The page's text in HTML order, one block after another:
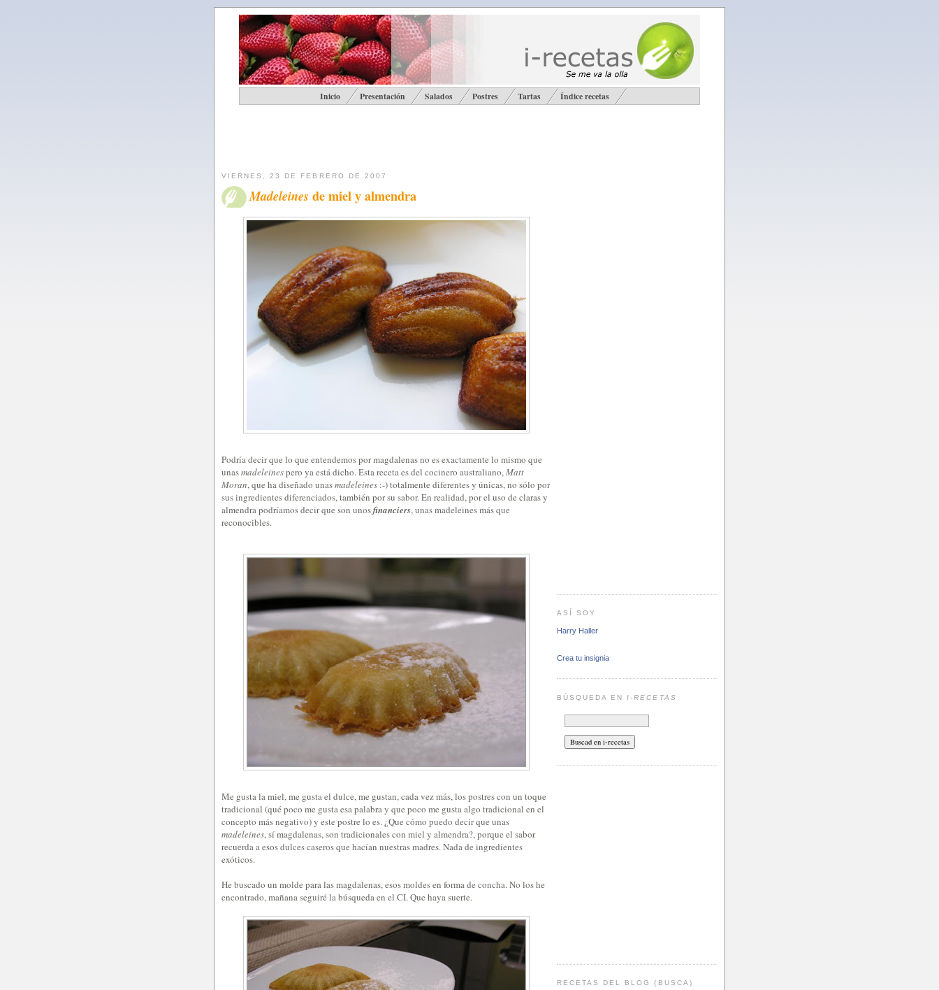
Inicio Presentación Salados Postres Tartas Índice recetas
VIERNES, 23 DE FEBRERO DE 2007
Madeleines de miel y almendra
Podría decir que lo que entendemos por magdalenas no es exactamente lo mismo que
unasmadeleinespero ya está dicho. Esta receta es del cocinero australiano,Matt
Moran, que ha diseñado unasmadeleines :-) totalmente diferentes y únicas, no sólo por
sus ingredientes diferenciados, también por su sabor. En realidad, por el uso de claras y
almendra podríamos decir que son unosfinanciers, unas madeleines más que
reconocibles.
Me gusta la miel, me gusta el dulce, me gustan, cada vez más, los postres con un toque
tradicional (qué poco me gusta esa palabra y que poco me gusta algo tradicional en el
concepto más negativo) y este postre lo es. ¿Que cómo puedo decir que unas
madeleines, sí magdalenas, son tradicionales con miel y almendra?, porque el sabor
recuerda a esos dulces caseros que hacían nuestras madres. Nada de ingredientes
exóticos.
He buscado un molde para las magdalenas, esos moldes en forma de concha. No los he
encontrado, mañana seguiré la búsqueda en el CI. Que haya suerte.
ASÍ SOY
Harry Haller
Crea tu insignia
BÚSQUEDA ENI-RECETAS
RECETAS DEL BLOG (BUSCA)